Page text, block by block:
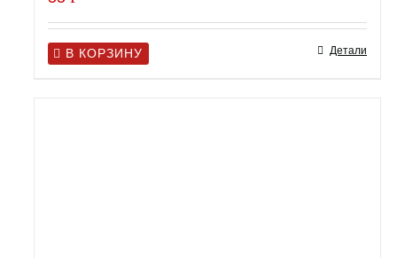
В КОРЗИНУ Детали